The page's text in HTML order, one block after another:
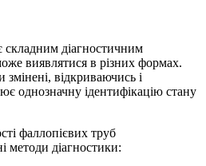
складним діагностичним
виявлятися в різних формах.
відкриваючись і
однозначну ідентифікацію стану
фаллопієвих труб
методи діагностики: